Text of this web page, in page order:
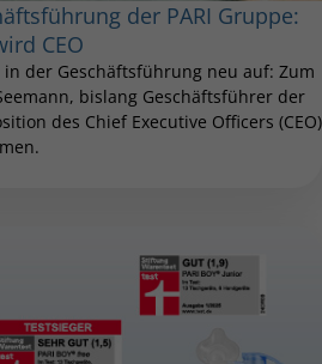
der PARI Gruppe:
CEO
in der Geschäftsführung neu auf: Zum
bislang Geschäftsführer der
des Chief Executive Officers (CEO)